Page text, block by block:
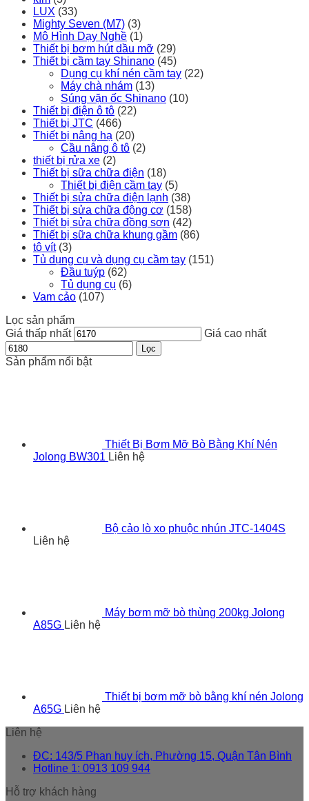
LUX (33)
Mighty Seven (M7) (3)
Mô Hình Dạy Nghề (1)
Thiết bị bơm hút dầu mỡ (29)
Thiết bị cầm tay Shinano (45)
Dụng cụ khí nén cầm tay (22)
Máy chà nhám (13)
Súng vặn ốc Shinano (10)
Thiết bị điện ô tô (22)
Thiết bị JTC (466)
Thiết bị nâng hạ (20)
Cầu nâng ô tô (2)
thiết bị rửa xe (2)
Thiết bị sữa chữa điện (18)
Thiết bị điện cầm tay (5)
Thiết bị sửa chữa điện lạnh (38)
Thiết bị sửa chữa động cơ (158)
Thiết bị sửa chữa đồng sơn (42)
Thiết bị sữa chữa khung gầm (86)
tô vít (3)
Tủ dụng cụ và dụng cụ cầm tay (151)
Đầu tuýp (62)
Tủ dụng cụ (6)
Vam cảo (107)
Lọc sản phẩm
Giá thấp nhất
Giá cao nhất
Lọc
Sản phẩm nổi bật
Thiết Bị Bơm Mỡ Bò Bằng Khí Nén
Jolong BW301 Liên hệ
Bộ cảo lò xo phuộc nhún JTC-1404S
Liên hệ
Máy bơm mỡ bò thùng 200kg Jolong
A85G Liên hệ
Thiết bị bơm mỡ bò bằng khí nén Jolong
A65G Liên hệ
Liên hệ
ĐC: 143/5 Phan huy ích, Phường 15, Quận Tân Bình
Hotline 1: 0913 109 944
Hỗ trợ khách hàng